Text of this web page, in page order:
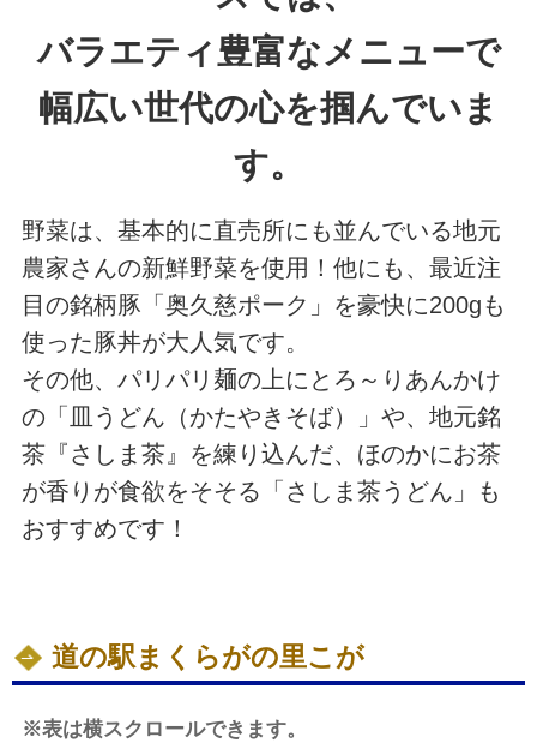
バラエティ豊富なメニューで
幅広い世代の心を掴んでいま
す。
野菜は、基本的に直売所にも並んでいる地元
農家さんの新鮮野菜を使用！他にも、最近注
目の銘柄豚「奥久慈ポーク」を豪快に200gも
使った豚丼が大人気です。
その他、パリパリ麺の上にとろ～りあんかけ
の「皿うどん（かたやきそば）」や、地元銘
茶『さしま茶』を練り込んだ、ほのかにお茶
が香りが食欲をそそる「さしま茶うどん」も
おすすめです！
道の駅まくらがの里こが
※表は横スクロールできます。